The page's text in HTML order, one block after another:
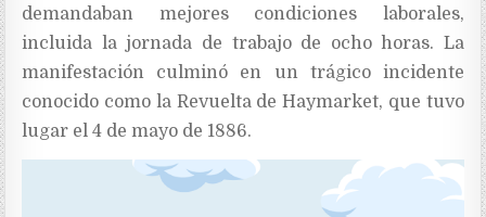
demandaban mejores condiciones laborales,
incluida la jornada de trabajo de ocho horas. La
manifestación culminó en un trágico incidente
conocido como la Revuelta de Haymarket, que tuvo
lugar el 4 de mayo de 1886.